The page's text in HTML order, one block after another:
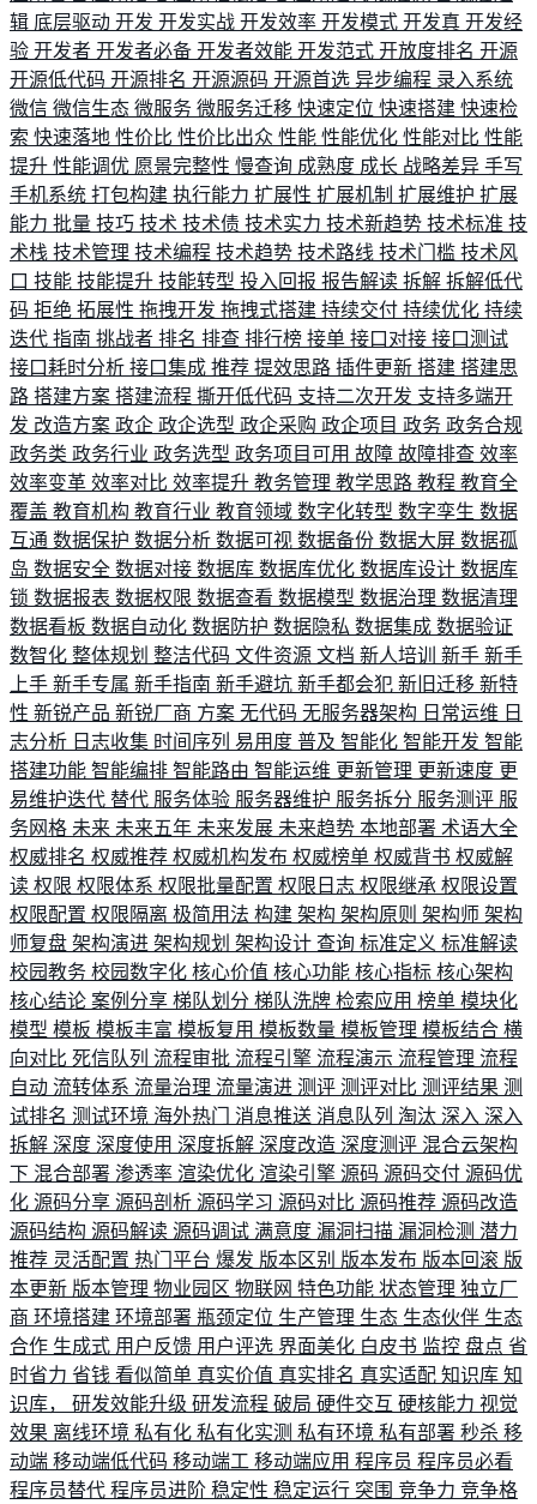
辑 底层驱动 开发 开发实战 开发效率 开发模式 开发真 开发经
验 开发者 开发者必备 开发者效能 开发范式 开放度排名 开源
开源低代码 开源排名 开源源码 开源首选 异步编程 录入系统
微信 微信生态 微服务 微服务迁移 快速定位 快速搭建 快速检
索 快速落地 性价比 性价比出众 性能 性能优化 性能对比 性能
提升 性能调优 愿景完整性 慢查询 成熟度 成长 战略差异 手写
手机系统 打包构建 执行能力 扩展性 扩展机制 扩展维护 扩展
能力 批量 技巧 技术 技术债 技术实力 技术新趋势 技术标准 技
术栈 技术管理 技术编程 技术趋势 技术路线 技术门槛 技术风
口 技能 技能提升 技能转型 投入回报 报告解读 拆解 拆解低代
码 拒绝 拓展性 拖拽开发 拖拽式搭建 持续交付 持续优化 持续
迭代 指南 挑战者 排名 排查 排行榜 接单 接口对接 接口测试
接口耗时分析 接口集成 推荐 提效思路 插件更新 搭建 搭建思
路 搭建方案 搭建流程 撕开低代码 支持二次开发 支持多端开
发 改造方案 政企 政企选型 政企采购 政企项目 政务 政务合规
政务类 政务行业 政务选型 政务项目可用 故障 故障排查 效率
效率变革 效率对比 效率提升 教务管理 教学思路 教程 教育全
覆盖 教育机构 教育行业 教育领域 数字化转型 数字孪生 数据
互通 数据保护 数据分析 数据可视 数据备份 数据大屏 数据孤
岛 数据安全 数据对接 数据库 数据库优化 数据库设计 数据库
锁 数据报表 数据权限 数据查看 数据模型 数据治理 数据清理
数据看板 数据自动化 数据防护 数据隐私 数据集成 数据验证
数智化 整体规划 整洁代码 文件资源 文档 新人培训 新手 新手
上手 新手专属 新手指南 新手避坑 新手都会犯 新旧迁移 新特
性 新锐产品 新锐厂商 方案 无代码 无服务器架构 日常运维 日
志分析 日志收集 时间序列 易用度 普及 智能化 智能开发 智能
搭建功能 智能编排 智能路由 智能运维 更新管理 更新速度 更
易维护迭代 替代 服务体验 服务器维护 服务拆分 服务测评 服
务网格 未来 未来五年 未来发展 未来趋势 本地部署 术语大全
权威排名 权威推荐 权威机构发布 权威榜单 权威背书 权威解
读 权限 权限体系 权限批量配置 权限日志 权限继承 权限设置
权限配置 权限隔离 极简用法 构建 架构 架构原则 架构师 架构
师复盘 架构演进 架构规划 架构设计 查询 标准定义 标准解读
校园教务 校园数字化 核心价值 核心功能 核心指标 核心架构
核心结论 案例分享 梯队划分 梯队洗牌 检索应用 榜单 模块化
模型 模板 模板丰富 模板复用 模板数量 模板管理 模板结合 横
向对比 死信队列 流程审批 流程引擎 流程演示 流程管理 流程
自动 流转体系 流量治理 流量演进 测评 测评对比 测评结果 测
试排名 测试环境 海外热门 消息推送 消息队列 淘汰 深入 深入
拆解 深度 深度使用 深度拆解 深度改造 深度测评 混合云架构
下 混合部署 渗透率 渲染优化 渲染引擎 源码 源码交付 源码优
化 源码分享 源码剖析 源码学习 源码对比 源码推荐 源码改造
源码结构 源码解读 源码调试 满意度 漏洞扫描 漏洞检测 潜力
推荐 灵活配置 热门平台 爆发 版本区别 版本发布 版本回滚 版
本更新 版本管理 物业园区 物联网 特色功能 状态管理 独立厂
商 环境搭建 环境部署 瓶颈定位 生产管理 生态 生态伙伴 生态
合作 生成式 用户反馈 用户评选 界面美化 白皮书 监控 盘点 省
时省力 省钱 看似简单 真实价值 真实排名 真实适配 知识库 知
识库， 研发效能升级 研发流程 破局 硬件交互 硬核能力 视觉
效果 离线环境 私有化 私有化实测 私有环境 私有部署 秒杀 移
动端 移动端低代码 移动端工 移动端应用 程序员 程序员必看
程序员替代 程序员进阶 稳定性 稳定运行 突围 竞争力 竞争格